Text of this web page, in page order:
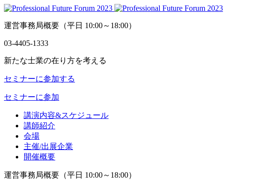
運営事務局概要 （平日 10:00～18:00）
03-4405-1333
新たな士業の在り方を考える
セミナーに参加する
セミナーに参加
講演内容&スケジュール
講師紹介
会場
主催/出展企業
開催概要
運営事務局概要 （平日 10:00～18:00）